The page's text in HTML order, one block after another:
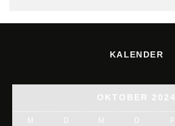
KALENDER
OKTOBER 2024
M D M D F